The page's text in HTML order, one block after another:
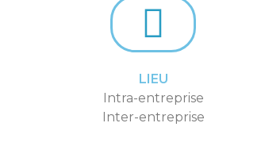
LIEU
Intra-entreprise
Inter-entreprise